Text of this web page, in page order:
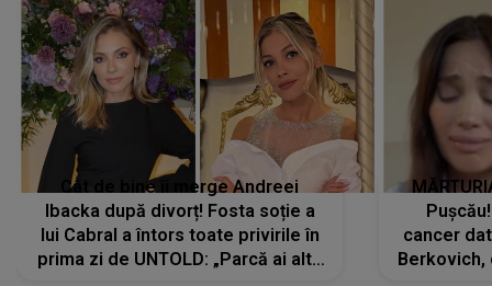
Cât de bine îi merge Andreei
Ibacka după divorț! Fosta soție a
lui Cabral a întors toate privirile în
prima zi de UNTOLD: „Parcă ai altă
cancer
Berkovich,